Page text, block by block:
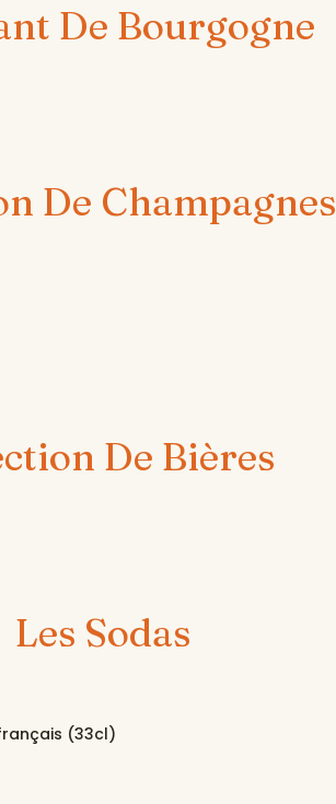
De Bourgogne
De Champagnes
De Bières
Les Sodas
(33cl)